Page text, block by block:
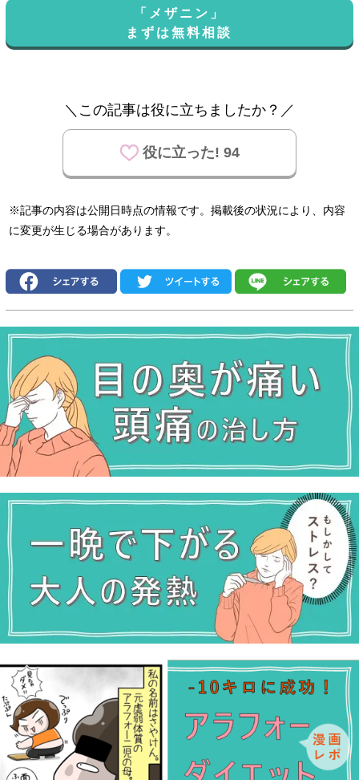
「メザニン」
まずは無料相談
＼この記事は役に立ちましたか？／
役に立った! 94
※記事の内容は公開日時点の情報です。掲載後の状況により、内容
に変更が生じる場合があります。